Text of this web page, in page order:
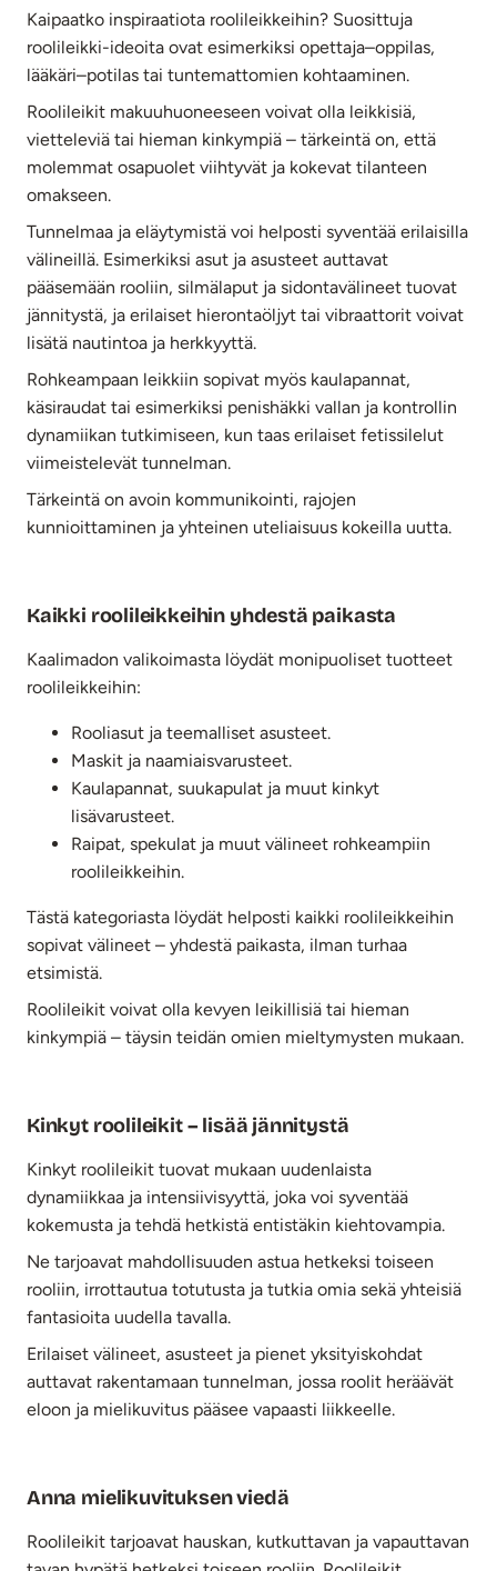
Kaipaatko inspiraatiota roolileikkeihin? Suosittuja
roolileikki-ideoita ovat esimerkiksi opettaja–oppilas,
lääkäri–potilas tai tuntemattomien kohtaaminen.
Roolileikit makuuhuoneeseen voivat olla leikkisiä,
vietteleviä tai hieman kinkympiä – tärkeintä on, että
molemmat osapuolet viihtyvät ja kokevat tilanteen
omakseen.
Tunnelmaa ja eläytymistä voi helposti syventää erilaisilla
välineillä. Esimerkiksi asut ja asusteet auttavat
pääsemään rooliin, silmälaput ja sidontavälineet tuovat
jännitystä, ja erilaiset hierontaöljyt tai vibraattorit voivat
lisätä nautintoa ja herkkyyttä.
Rohkeampaan leikkiin sopivat myös kaulapannat,
käsiraudat tai esimerkiksi penishäkki vallan ja kontrollin
dynamiikan tutkimiseen, kun taas erilaiset fetissilelut
viimeistelevät tunnelman.
Tärkeintä on avoin kommunikointi, rajojen
kunnioittaminen ja yhteinen uteliaisuus kokeilla uutta.
Kaikki roolileikkeihin yhdestä paikasta
Kaalimadon valikoimasta löydät monipuoliset tuotteet
roolileikkeihin:
Rooliasut ja teemalliset asusteet.
Maskit ja naamiaisvarusteet.
Kaulapannat, suukapulat ja muut kinkyt
lisävarusteet.
Raipat, spekulat ja muut välineet rohkeampiin
roolileikkeihin.
Tästä kategoriasta löydät helposti kaikki roolileikkeihin
sopivat välineet – yhdestä paikasta, ilman turhaa
etsimistä.
Roolileikit voivat olla kevyen leikillisiä tai hieman
kinkympiä – täysin teidän omien mieltymysten mukaan.
Kinkyt roolileikit – lisää jännitystä
Kinkyt roolileikit tuovat mukaan uudenlaista
dynamiikkaa ja intensiivisyyttä, joka voi syventää
kokemusta ja tehdä hetkistä entistäkin kiehtovampia.
Ne tarjoavat mahdollisuuden astua hetkeksi toiseen
rooliin, irrottautua totutusta ja tutkia omia sekä yhteisiä
fantasioita uudella tavalla.
Erilaiset välineet, asusteet ja pienet yksityiskohdat
auttavat rakentamaan tunnelman, jossa roolit heräävät
eloon ja mielikuvitus pääsee vapaasti liikkeelle.
Anna mielikuvituksen viedä
Roolileikit tarjoavat hauskan, kutkuttavan ja vapauttavan